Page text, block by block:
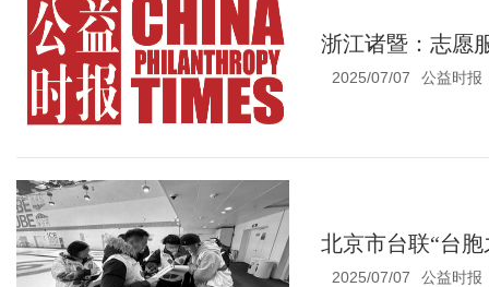
浙江诸暨：志愿
2025/07/07 公益时报
北京市台联“台
2025/07/07 公益时报